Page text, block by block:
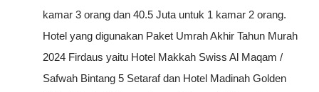
kamar 3 orang dan 40.5 Juta untuk 1 kamar 2 orang.
Hotel yang digunakan Paket Umrah Akhir Tahun Murah
2024 Firdaus yaitu Hotel Makkah Swiss Al Maqam /
Safwah Bintang 5 Setaraf dan Hotel Madinah Golden